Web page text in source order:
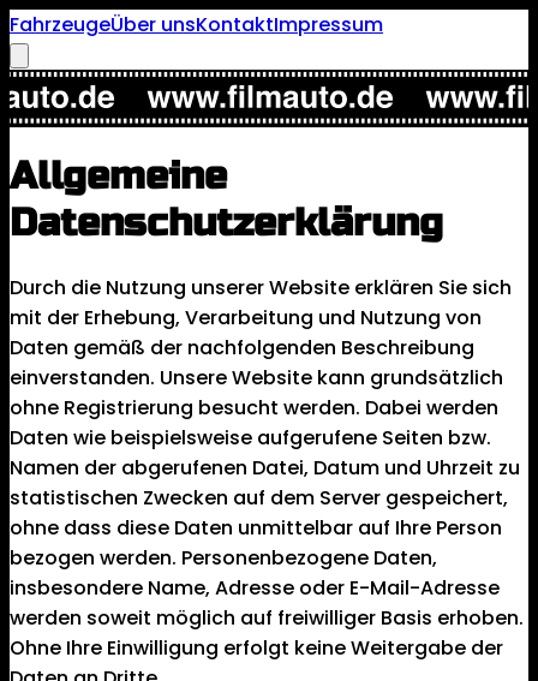
FahrzeugeÜber unsKontaktImpressum
Allgemeine
Datenschutzerklärung
Durch die Nutzung unserer Website erklären Sie sich
mit der Erhebung, Verarbeitung und Nutzung von
Daten gemäß der nachfolgenden Beschreibung
einverstanden. Unsere Website kann grundsätzlich
ohne Registrierung besucht werden. Dabei werden
Daten wie beispielsweise aufgerufene Seiten bzw.
Namen der abgerufenen Datei, Datum und Uhrzeit zu
statistischen Zwecken auf dem Server gespeichert,
ohne dass diese Daten unmittelbar auf Ihre Person
bezogen werden. Personenbezogene Daten,
insbesondere Name, Adresse oder E-Mail-Adresse
werden soweit möglich auf freiwilliger Basis erhoben.
Ohne Ihre Einwilligung erfolgt keine Weitergabe der